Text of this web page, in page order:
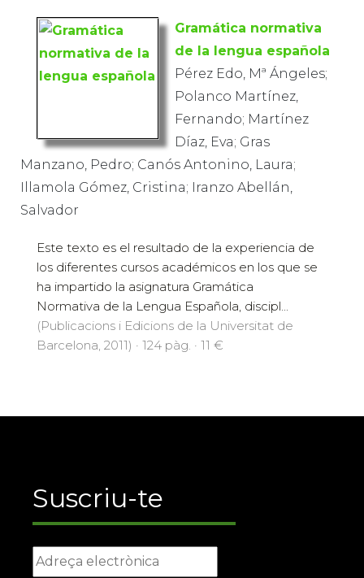
Gramática normativa
de la lengua española
Pérez Edo, Mª Ángeles;
Polanco Martínez,
Fernando; Martínez
Díaz, Eva; Gras
Manzano, Pedro; Canós Antonino, Laura;
Illamola Gómez, Cristina; Iranzo Abellán,
Salvador
Este texto es el resultado de la experiencia de
los diferentes cursos académicos en los que se
ha impartido la asignatura Gramática
Normativa de la Lengua Española, discipl...
(Publicacions i Edicions de la Universitat de
Barcelona, 2011) · 124 pàg. · 11 €
Suscriu-te